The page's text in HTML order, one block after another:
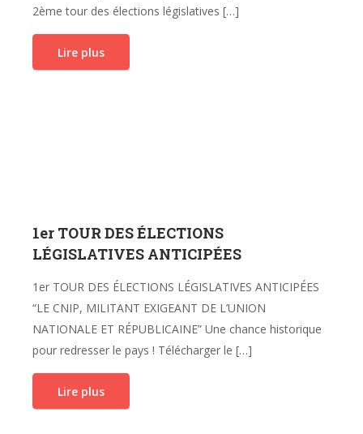
2ème tour des élections législatives […]
Lire plus
1er TOUR DES ÉLECTIONS
LÉGISLATIVES ANTICIPÉES
1er TOUR DES ÉLECTIONS LÉGISLATIVES ANTICIPÉES
“LE CNIP, MILITANT EXIGEANT DE L’UNION
NATIONALE ET RÉPUBLICAINE” Une chance historique
pour redresser le pays ! Télécharger le […]
Lire plus